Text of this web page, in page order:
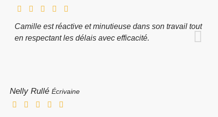
Camille est réactive et minutieuse dans son travail tout
en respectant les délais avec efficacité.
Nelly Rullé Écrivaine